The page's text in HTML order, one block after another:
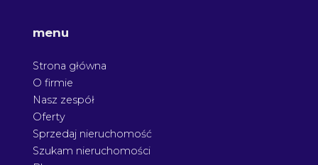
menu
Strona główna
O firmie
Nasz zespół
Oferty
Sprzedaj nieruchomość
Szukam nieruchomości